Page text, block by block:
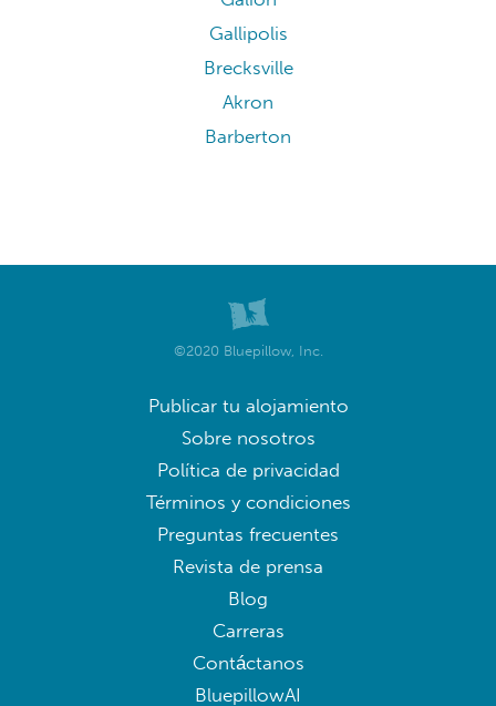
Gallipolis
Brecksville
Akron
Barberton
©2020 Bluepillow, Inc.
Publicar tu alojamiento
Sobre nosotros
Política de privacidad
Términos y condiciones
Preguntas frecuentes
Revista de prensa
Blog
Carreras
Contáctanos
BluepillowAI